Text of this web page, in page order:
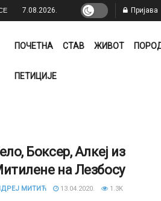
7.08.2026. Пријава
ПОЧЕТНА СТАВ ЖИВОТ
ПЕТИЦИЈЕ
Боксер, Алкеј из
на Лезбосу
МИТИЋ 13.04.2020. 1.3K